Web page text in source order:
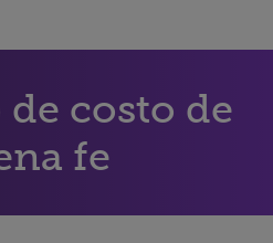
costo de
fe